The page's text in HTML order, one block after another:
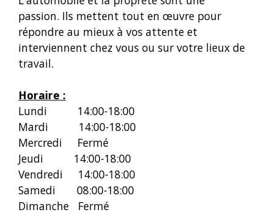
passion. Ils mettent tout en œuvre pour
répondre au mieux à vos attente et
interviennent chez vous ou sur votre lieux de
travail.
Horaire :
Lundi 14:00-18:00
Mardi 14:00-18:00
Mercredi Fermé
Jeudi 14:00-18:00
Vendredi 14:00-18:00
Samedi 08:00-18:00
Dimanche Fermé